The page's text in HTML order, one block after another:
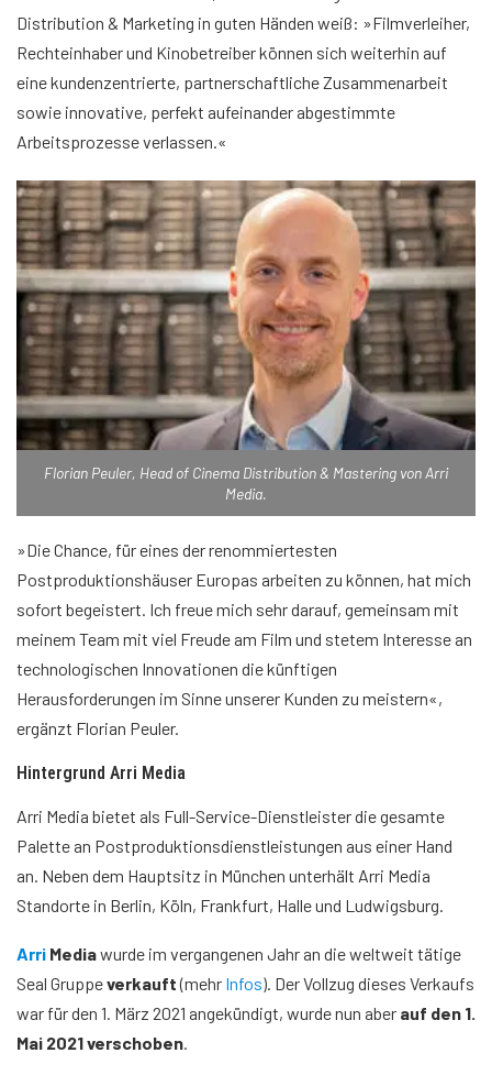
Distribution & Marketing in guten Händen weiß: »Filmverleiher,
Rechteinhaber und Kinobetreiber können sich weiterhin auf
eine kundenzentrierte, partnerschaftliche Zusammenarbeit
sowie innovative, perfekt aufeinander abgestimmte
Arbeitsprozesse verlassen.«
Florian Peuler, Head of Cinema Distribution & Mastering von Arri
Media.
»Die Chance, für eines der renommiertesten
Postproduktionshäuser Europas arbeiten zu können, hat mich
sofort begeistert. Ich freue mich sehr darauf, gemeinsam mit
meinem Team mit viel Freude am Film und stetem Interesse an
technologischen Innovationen die künftigen
Herausforderungen im Sinne unserer Kunden zu meistern«,
ergänzt Florian Peuler.
Hintergrund Arri Media
Arri Media bietet als Full-Service-Dienstleister die gesamte
Palette an Postproduktionsdienstleistungen aus einer Hand
an. Neben dem Hauptsitz in München unterhält Arri Media
Standorte in Berlin, Köln, Frankfurt, Halle und Ludwigsburg.
Arri Mediawurde im vergangenen Jahr an die weltweit tätige
Seal Gruppeverkauft(mehr Infos). Der Vollzug dieses Verkaufs
war für den 1. März 2021 angekündigt, wurde nun aber auf den 1.
Mai 2021 verschoben.